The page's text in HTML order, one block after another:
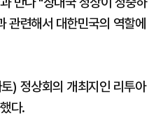
관련해서 대한민국의 역할에
) 정상회의 개최지인 리투아
다.